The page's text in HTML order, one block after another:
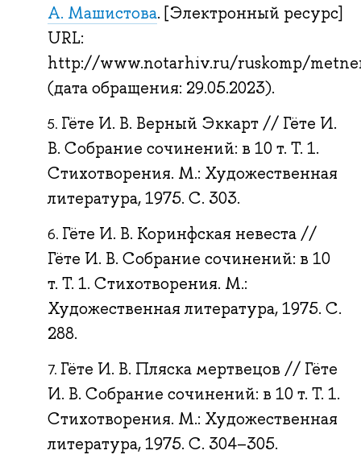
А. Машистова. [Электронный ресурс]
URL:
http://www.notarhiv.ru/ruskomp/
(дата обращения: 29.05.2023).
Гёте И. В. Верный Эккарт // Гёте И.
В. Собрание сочинений: в 10 т. Т. 1.
Стихотворения. М.: Художественная
литература, 1975. С. 303.
Гёте И. В. Коринфская невеста //
Гёте И. В. Собрание сочинений: в 10
т. Т. 1. Стихотворения. М.:
Художественная литература, 1975. С.
288.
Гёте И. В. Пляска мертвецов // Гёте
И. В. Собрание сочинений: в 10 т. Т. 1.
Стихотворения. М.: Художественная
литература, 1975. С. 304–305.